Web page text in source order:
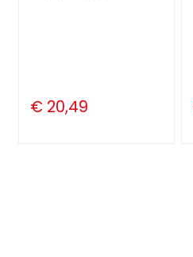
€ 20,49